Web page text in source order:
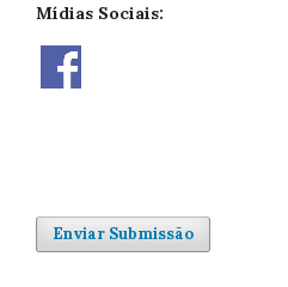
Mídias Sociais:
Enviar Submissão